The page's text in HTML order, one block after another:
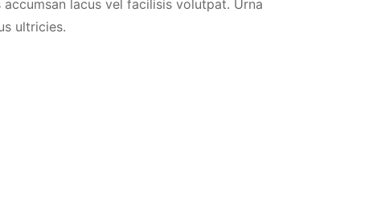
lacus vel facilisis volutpat. Urna
ultricies.